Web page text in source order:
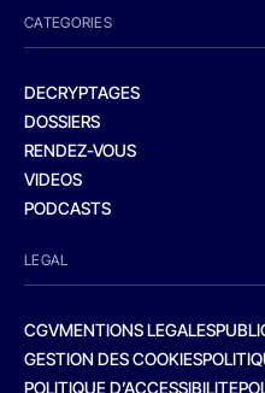
CATEGORIES
DECRYPTAGES
DOSSIERS
RENDEZ-VOUS
VIDEOS
PODCASTS
LEGAL
CGVMENTIONS LEGALES
GESTION DES COOKIES
POLITIQUE D’ACCESSIBILITE